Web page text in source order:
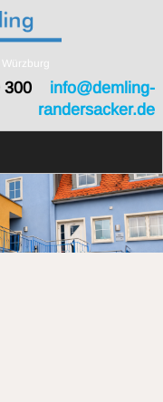
300 info@demling-
randersacker.de